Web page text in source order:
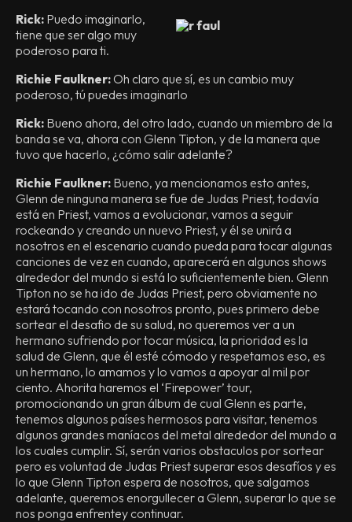
Rick: Puedo imaginarlo,
tiene que ser algo muy
poderoso para ti.
Richie Faulkner:Oh claro que sí, es un cambio muy
poderoso, tú puedes imaginarlo
Rick: Bueno ahora, del otro lado, cuando un miembro de la
banda se va, ahora con Glenn Tipton, y de la manera que
tuvo que hacerlo, ¿cómo salir adelante?
Richie Faulkner: Bueno, ya mencionamos esto antes,
Glenn de ninguna manera se fue de Judas Priest, todavía
está en Priest, vamos a evolucionar, vamos a seguir
rockeando y creando un nuevo Priest, y él se unirá a
nosotros en el escenario cuando pueda para tocar algunas
canciones de vez en cuando, aparecerá en algunos shows
alrededor del mundo si está lo suficientemente bien. Glenn
Tipton no se ha ido de Judas Priest, pero obviamente no
estará tocando con nosotros pronto, pues primero debe
sortear el desafio de su salud, no queremos ver a un
hermano sufriendo por tocar música, la prioridad es la
salud de Glenn, que él esté cómodo y respetamos eso, es
un hermano, lo amamos y lo vamos a apoyar al mil por
ciento. Ahorita haremos el ‘Firepower’ tour,
promocionando un gran álbum de cual Glenn es parte,
tenemos algunos países hermosos para visitar, tenemos
algunos grandes maníacos del metal alrededor del mundo a
los cuales cumplir. Sí, serán varios obstaculos por sortear
pero es voluntad de Judas Priest superar esos desafíos y es
lo que Glenn Tipton espera de nosotros, que salgamos
adelante, queremos enorgullecer a Glenn, superar lo que se
nos ponga enfrentey continuar.